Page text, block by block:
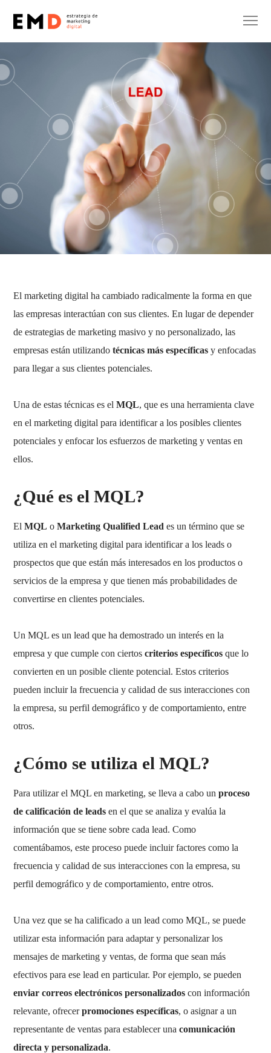
10 de abril de 2023 No hay comentarios
El marketing digital ha cambiado radicalmente la forma en que
las empresas interactúan con sus clientes. En lugar de depender
de estrategias de marketing masivo y no personalizado, las
empresas están utilizandotécnicas más específicas y enfocadas
para llegar a sus clientes potenciales.
Una de estas técnicas es elMQL, que es una herramienta clave
en el marketing digital para identificar a los posibles clientes
potenciales y enfocar los esfuerzos de marketing y ventas en
ellos.
¿Qué es el MQL?
ElMQL oMarketing Qualified Lead es un término que se
utiliza en el marketing digital para identificar a los leads o
prospectos que que están más interesados en los productos o
servicios de la empresa y que tienen más probabilidades de
convertirse en clientes potenciales.
Un MQL es un lead que ha demostrado un interés en la
empresa y que cumple con ciertoscriterios específicos que lo
convierten en un posible cliente potencial. Estos criterios
pueden incluir la frecuencia y calidad de sus interacciones con
la empresa, su perfil demográfico y de comportamiento, entre
otros.
¿Cómo se utiliza el MQL?
Para utilizar el MQL en marketing, se lleva a cabo unproceso
de calificación de leadsen el que se analiza y evalúa la
información que se tiene sobre cada lead. Como
comentábamos, este proceso puede incluir factores como la
frecuencia y calidad de sus interacciones con la empresa, su
perfil demográfico y de comportamiento, entre otros.
Una vez que se ha calificado a un lead como MQL, se puede
utilizar esta información para adaptar y personalizar los
mensajes de marketing y ventas, de forma que sean más
efectivos para ese lead en particular. Por ejemplo, se pueden
enviar correos electrónicos personalizados con información
relevante, ofrecerpromociones específicas, o asignar a un
representante de ventas para establecer unacomunicación
directa y personalizada.